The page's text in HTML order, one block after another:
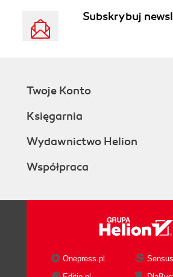
Subskrybuj
Twoje Konto
Księgarnia
Wydawnictwo Helion
Współpraca
Onepress.pl